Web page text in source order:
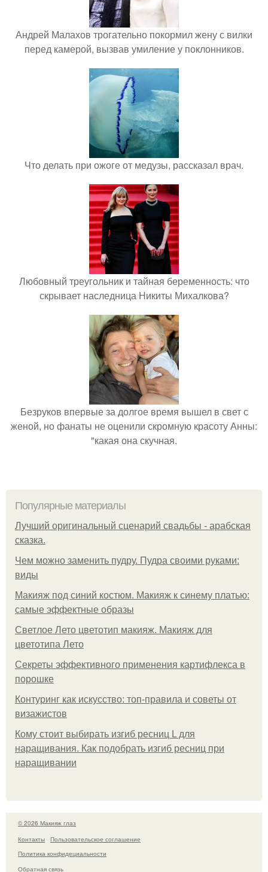
Андрей Малахов трогательно покормил жену с вилки
перед камерой, вызвав умиление у поклонников.
Что делать при ожоге от медузы, рассказал врач.
Любовный треугольник и тайная беременность: что
скрывает наследница Никиты Михалкова?
Безруков впервые за долгое время вышел в свет с
женой, но фанаты не оценили скромную красоту Анны:
"какая она скучная.
Популярные материалы
Лучший оригинальный сценарий свадьбы - арабская
сказка.
Чем можно заменить пудру. Пудра своими руками:
виды
Макияж под синий костюм. Макияж к синему платью:
самые эффектные образы
Светлое Лето цветотип макияж. Макияж для
цветотипа Лето
Секреты эффективного применения картифлекса в
порошке
Контуринг как искусство: топ-правила и советы от
визажистов
Кому стоит выбирать изгиб ресниц L для
наращивания. Как подобрать изгиб ресниц при
наращивании
© 2026 Макияж глаз
Контакты
Пользовательское соглашение
Политика конфидециальности
Обратная связь